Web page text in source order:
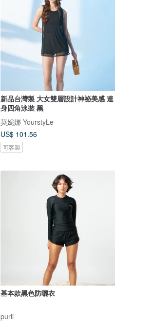
新品台灣製 大女雙層設計神祕美感 連
身四角泳裝 黑
莫妮娜 YourstyLe
US$ 101.56
可客製
基本款黑色防曬衣
purli